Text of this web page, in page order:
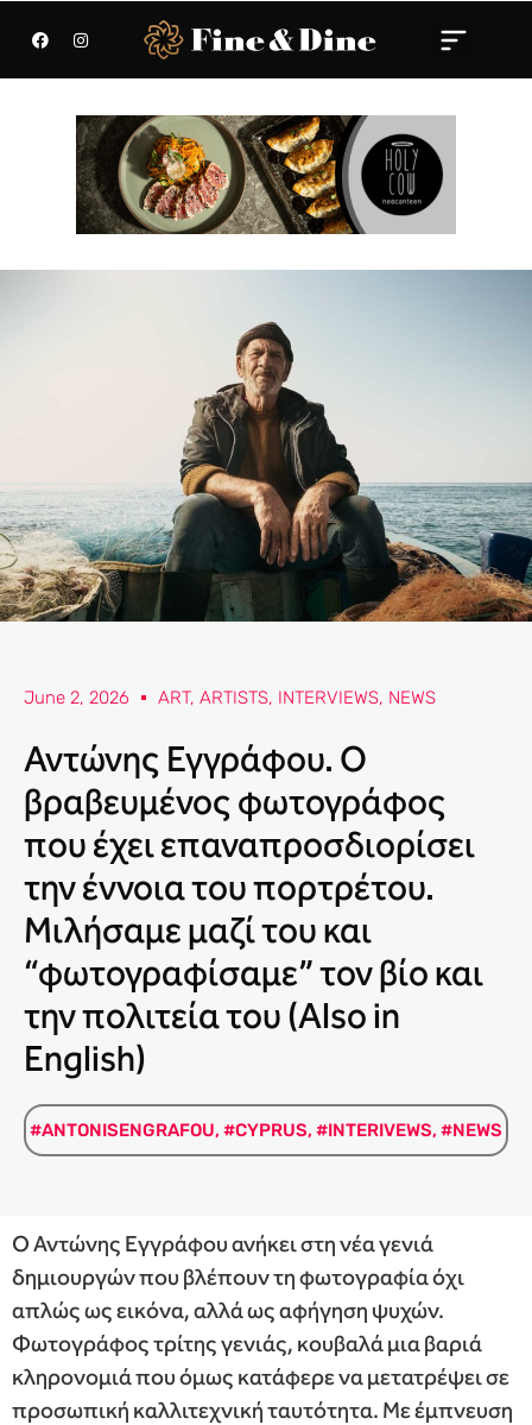
June 2, 2026 ART, ARTISTS, INTERVIEWS, NEWS
Αντώνης Εγγράφου. Ο
βραβευμένος φωτογράφος
που έχει επαναπροσδιορίσει
την έννοια του πορτρέτου.
Μιλήσαμε μαζί του και
“φωτογραφίσαμε” τον βίο και
την πολιτεία του (Also in
English)
#ANTONISENGRAFOU, #CYPRUS, #INTERIVEWS, #NEWS
Ο Αντώνης Εγγράφου ανήκει στη νέα γενιά
δημιουργών που βλέπουν τη φωτογραφία όχι
απλώς ως εικόνα, αλλά ως αφήγηση ψυχών.
Φωτογράφος τρίτης γενιάς, κουβαλά μια βαριά
κληρονομιά που όμως κατάφερε να μετατρέψει σε
προσωπική καλλιτεχνική ταυτότητα. Με έμπνευση